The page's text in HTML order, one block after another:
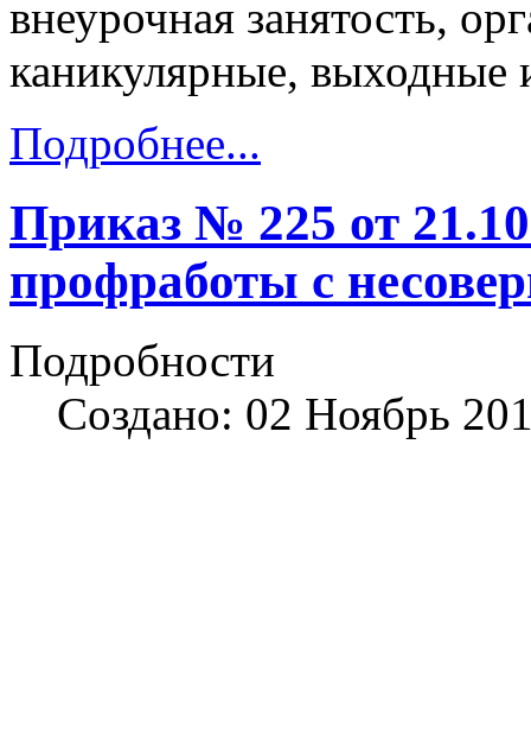
внеурочная занятость,
каникулярные, выходные
Подробнее...
Приказ № 225 от
профработы с
Подробности
Создано: 02 Ноябрь